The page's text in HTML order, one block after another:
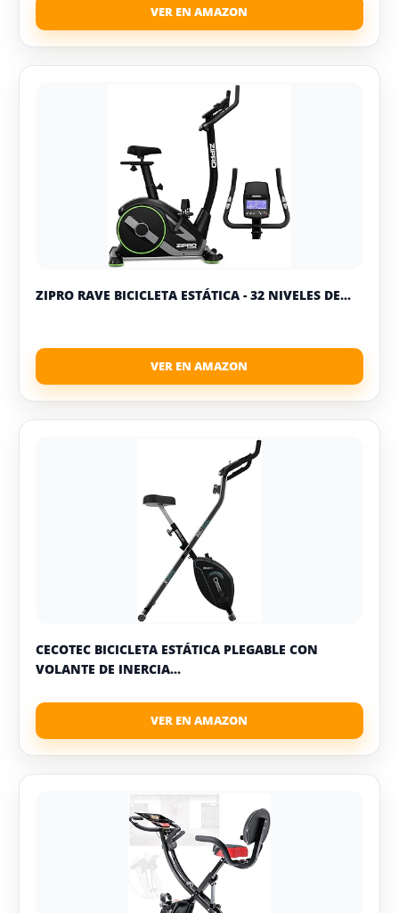
ZIPRO RAVE BICICLETA ESTÁTICA - 32 NIVELES DE...
CECOTEC BICICLETA ESTÁTICA PLEGABLE CON
VOLANTE DE INERCIA...